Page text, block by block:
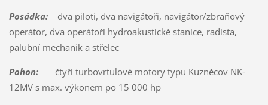
Posádka:dva piloti, dva navigátoři, navigátor/zbraňový
operátor, dva operátoři hydroakustické stanice, radista,
palubní mechanik a střelec
Pohon:čtyři turbovrtulové motory typu Kuzněcov NK-
12MV s max. výkonem po 15 000 hp